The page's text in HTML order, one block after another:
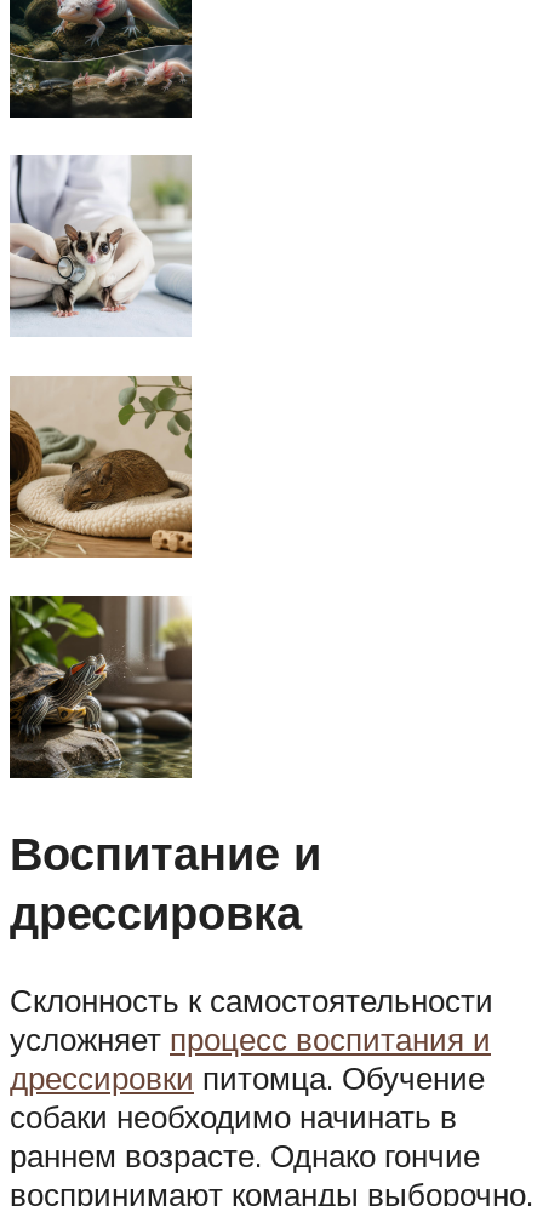
Воспитание и
дрессировка
Склонность к самостоятельности
усложняет процесс воспитания и
дрессировки питомца. Обучение
собаки необходимо начинать в
раннем возрасте. Однако гончие
воспринимают команды выборочно,